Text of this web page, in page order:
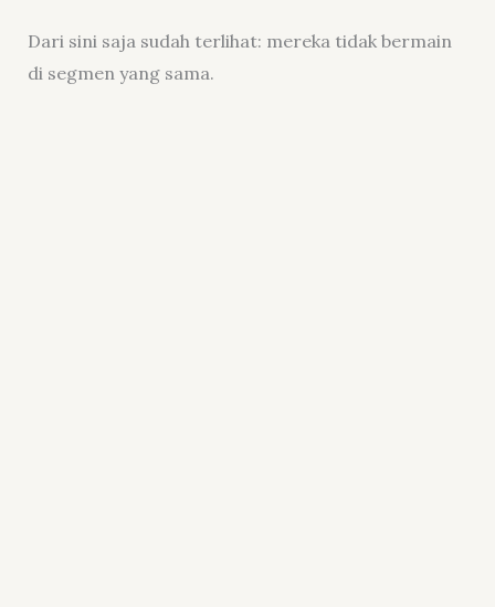
Dari sini saja sudah terlihat: mereka tidak bermain
di segmen yang sama.